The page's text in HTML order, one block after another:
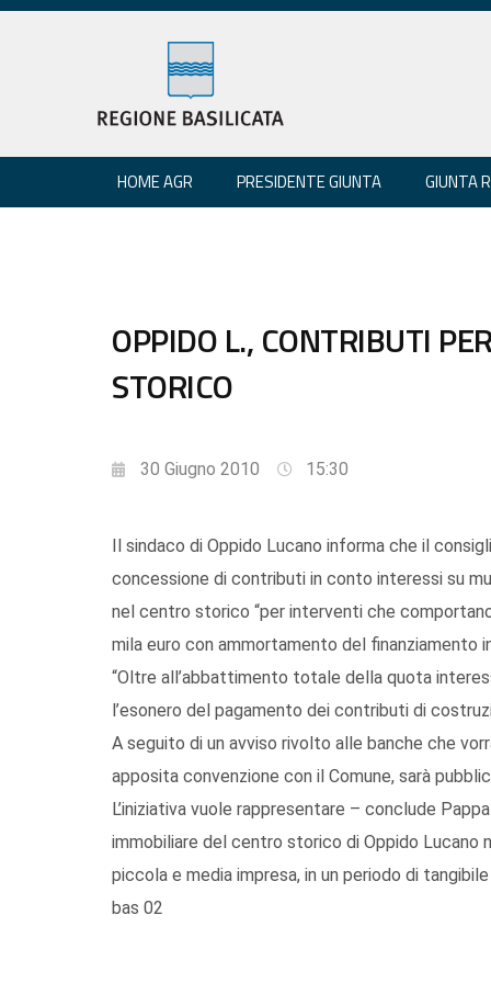
HOME AGR PRESIDENTE GIUNTA GIUNTA
OPPIDO L., CONTRIBUTI
STORICO
30 Giugno 2010 15:30
Il sindaco di Oppido Lucano informa che il
concessione di contributi in conto interessi su
nel centro storico “per interventi che
mila euro con ammortamento del finanziamento
“Oltre all’abbattimento totale della quota
l’esonero del pagamento dei contributi di
A seguito di un avviso rivolto alle banche che
apposita convenzione con il Comune, sarà
L’iniziativa vuole rappresentare – conclude
immobiliare del centro storico di Oppido Lucano
piccola e media impresa, in un periodo di
bas 02